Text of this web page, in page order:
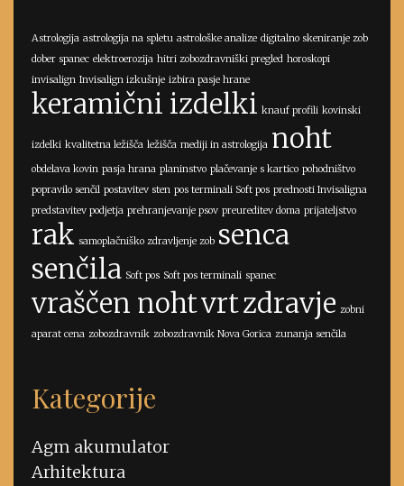
Astrologija astrologija na spletu astrološke analize digitalno skeniranje zob
dober spanec elektroerozija hitri zobozdravniški pregled horoskopi
invisalign Invisalign izkušnje izbira pasje hrane
keramični izdelki knauf profili kovinski
izdelki kvalitetna ležišča ležišča mediji in astrologija noht
obdelava kovin pasja hrana planinstvo plačevanje s kartico pohodništvo
popravilo senčil postavitev sten pos terminali Soft pos prednosti Invisaligna
predstavitev podjetja prehranjevanje psov preureditev doma prijateljstvo
rak samoplačniško zdravljenje zob senca
senčila Soft pos Soft pos terminali spanec
vraščen nohtvrtzdravje zobni
aparat cena zobozdravnik zobozdravnik Nova Gorica zunanja senčila
Kategorije
Agm akumulator
Arhitektura